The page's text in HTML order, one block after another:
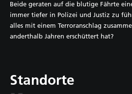
Beide geraten auf die blutige Fährte
immer tiefer in Polizei und Justiz zu
alles mit einem Terroranschlag
anderthalb Jahren erschüttert hat?
Standorte